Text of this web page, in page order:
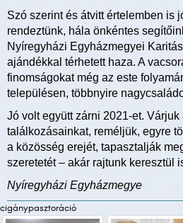
Szó szerint és átvitt értelemben is
rendeztünk, hála önkéntes
Nyíregyházi Egyházmegyei
ajándékkal térhetett haza. A
finomságokat még az este
településen, többnyire
Jó volt együtt zárni 2021-et. Várjuk
találkozásainkat, reméljük, egyre
a közösség erejét, tapasztalják
szeretetét – akár rajtunk keresztül
Nyíregyházi Egyházmegye
cigánypasztoráció